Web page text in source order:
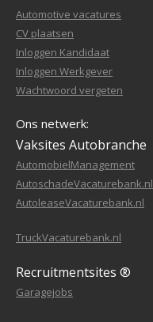
Automotive vacatures
CV plaatsen
Inloggen Kandidaat
Inloggen Werkgever
Wachtwoord vergeten
Ons netwerk:
Vaksites Autobranche
AutomobielManagement
AutoschadeVacaturebank.nl
AutoleaseVacaturebank.nl
TruckVacaturebank.nl
Recruitmentsites ®
Garagejobs